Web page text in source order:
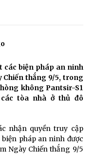
các biện pháp an ninh
Chiến thắng 9/5, trong
không Pantsir-S1
các tòa nhà ở thủ đô
nhận quyền truy cập
pháp an ninh được
Ngày Chiến thắng 9/5